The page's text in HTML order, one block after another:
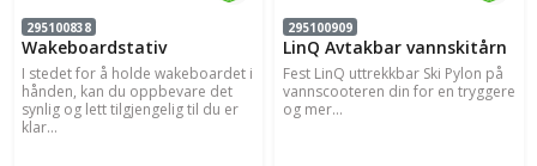
295100838
Wakeboardstativ
I stedet for å holde wakeboardet i
hånden, kan du oppbevare det
synlig og lett tilgjengelig til du er
klar...
295100909
LinQ Avtakbar vannskitårn
Fest LinQ uttrekkbar Ski Pylon på
vannscooteren din for en tryggere
og mer...